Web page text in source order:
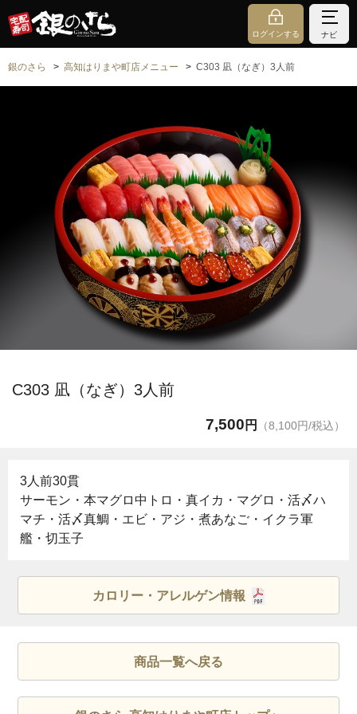
ログインする ナビ
銀のさら 高知はりまや町店メニュー C303 凪（なぎ）3人前
C303 凪（なぎ）3人前
7,500 円 （8,100円/税込）
3人前30貫
サーモン・本マグロ中トロ・真イカ・マグロ・活〆ハ
マチ・活〆真鯛・エビ・アジ・煮あなご・イクラ軍
艦・切玉子
カロリー・アレルゲン情報
商品一覧へ戻る